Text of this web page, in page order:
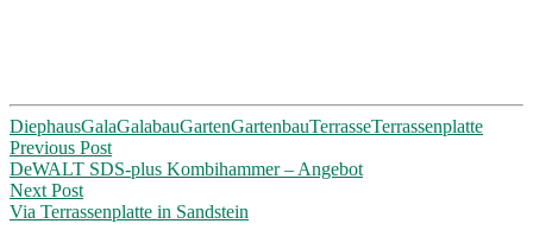
DiephausGalaGalabauGartenGartenbauTerrasseTerrassenplatte
Post
navigation
Previous Post
DeWALT SDS-plus Kombihammer – Angebot
Next Post
Via Terrassenplatte in Sandstein